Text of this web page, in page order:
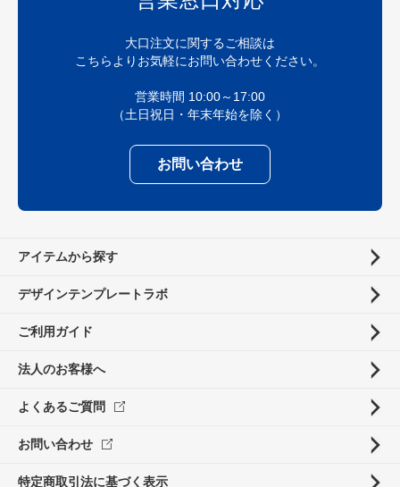
大口注文に関するご相談は
こちらよりお気軽にお問い合わせください。
営業時間 10:00～17:00
（土日祝日・年末年始を除く）
お問い合わせ
アイテムから探す
デザインテンプレートラボ
ご利用ガイド
法人のお客様へ
よくあるご質問
お問い合わせ
特定商取引法に基づく表示